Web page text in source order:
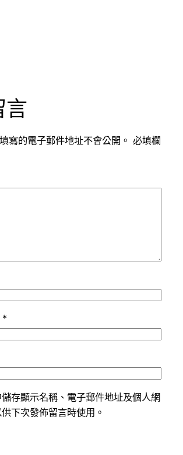
言
寫的電子郵件地址不會公開。 必填欄
*
存顯示名稱、電子郵件地址及個人網
下次發佈留言時使用。